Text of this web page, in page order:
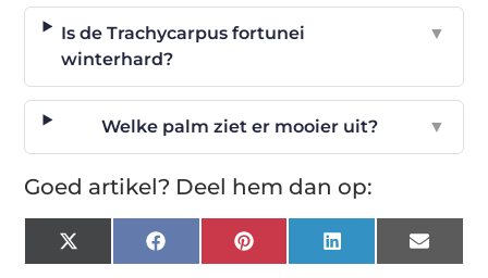
Is de Trachycarpus fortunei
winterhard?
▼
Welke palm ziet er mooier uit? ▼
Goed artikel? Deel hem dan op:
X
(Twitter)
FacebookPinterest LinkedIn Email